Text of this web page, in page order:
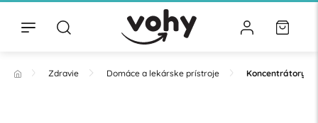
Zdravie Domáce a lekárske prístroje Koncentrátory